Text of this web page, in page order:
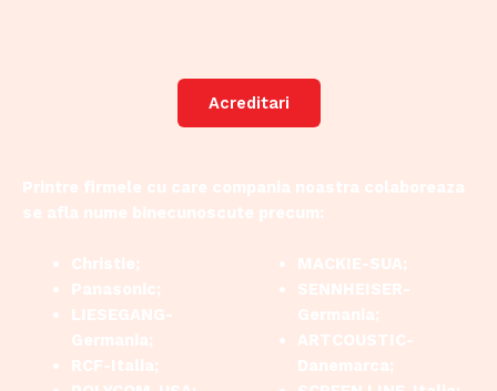
Acreditari
Printre firmele cu care compania noastra colaboreaza
se afla nume binecunoscute precum:
Christie;
Panasonic;
LIESEGANG-
Germania;
RCF-Italia;
MACKIE-SUA;
SENNHEISER-
Germania;
ARTCOUSTIC-
Danemarca;